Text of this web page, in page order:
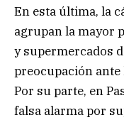
En esta última, la
agrupan la mayor
y supermercados
preocupación
Por su parte, en
falsa alarma por